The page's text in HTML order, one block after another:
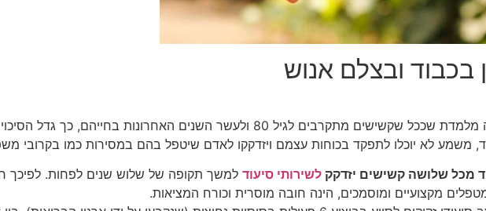
בכבוד ובצלם אנוש
הסטטיסטיקה מלמדת שככל שקשישים מתקרבים לגיל 80 ולעשר השנים האחרונות בחייהם, כך
משמע לא יוכלו לתפקד בכוחות עצמם ויזדקקו לאדם שיטפל בהם במסירות כמו בקרובי
מכל שלושה קשישים יזדקק לשירותי סיעוד למשך תקופה של שלוש שנים לפחות. לפיכך
מקצועיים ומוסמכים, הינה חובה מוסרית וכורח המציאות.